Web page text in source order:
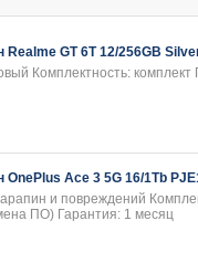
GT 6T 12/256GB
Комплектность:
Ace 3 5G 16/1Tb
и повреждений
ПО) Гарантия: 1 месяц